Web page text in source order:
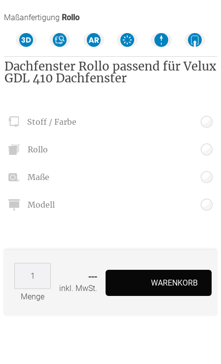
Maßanfertigung Rollo
Dachfenster Rollo passend für Velux
GDL 410 Dachfenster
Stoff / Farbe
Rollo
Maße
Modell
Menge
---
inkl. MwSt.
WARENKORB